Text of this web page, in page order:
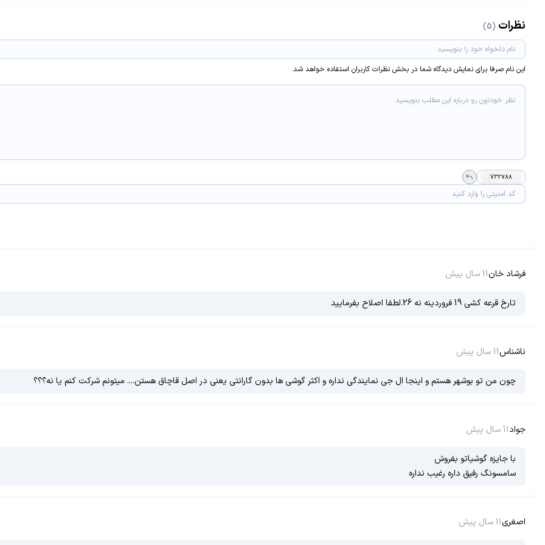
نظرات (5)
این نام صرفا برای نمایش دیدگاه شما در بخش نظرات کاربران استفاده خواهد شد.
فرشاد خان11 سال پیش
تارخ قرعه کشی 19 فروردینه نه 26.لطفا اصلاح بفرمایید
ناشناس11 سال پیش
چون من تو بوشهر هستم و اینجا ال جی نمایندگی نداره و اکثر گوشی ها بدون گارانتی یعنی در اصل قاچاق هستن.... میتونم شرکت کنم یا نه؟؟؟
جواد11 سال پیش
با جایزه گوشیاتو بفروش
سامسونگ رفیق داره رغیب نداره
اصغری11 سال پیش